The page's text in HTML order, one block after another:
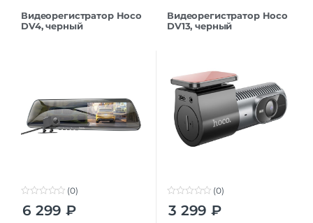
Видеорегистратор Hoco
DV4, черный
o
(0)
6 299 ₽
Видеорегистратор Hoco
DV13, черный
o
(0)
3 299 ₽